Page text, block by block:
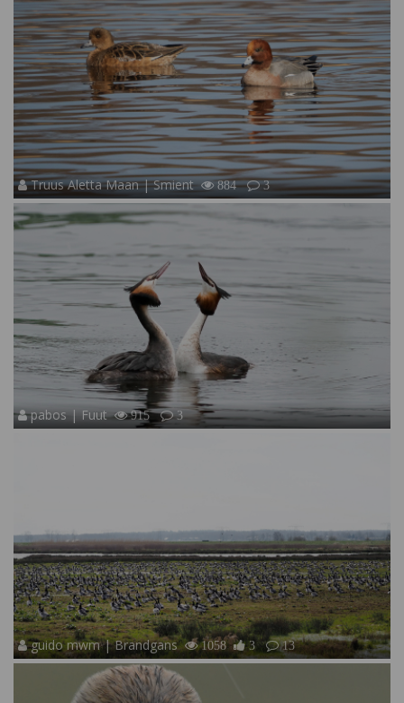
Truus Aletta Maan | Smient 884 3
pabos | Fuut 915 3
guido mwm | Brandgans 1058 3 13